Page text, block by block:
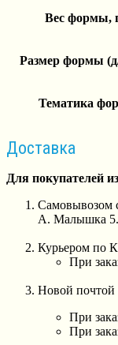
Вес формы,
Размер формы
Тематика
Доставка
Для покупателей
Самовывозом
А. Малышка 5.
Курьером по
При
Новой почтой
При
При